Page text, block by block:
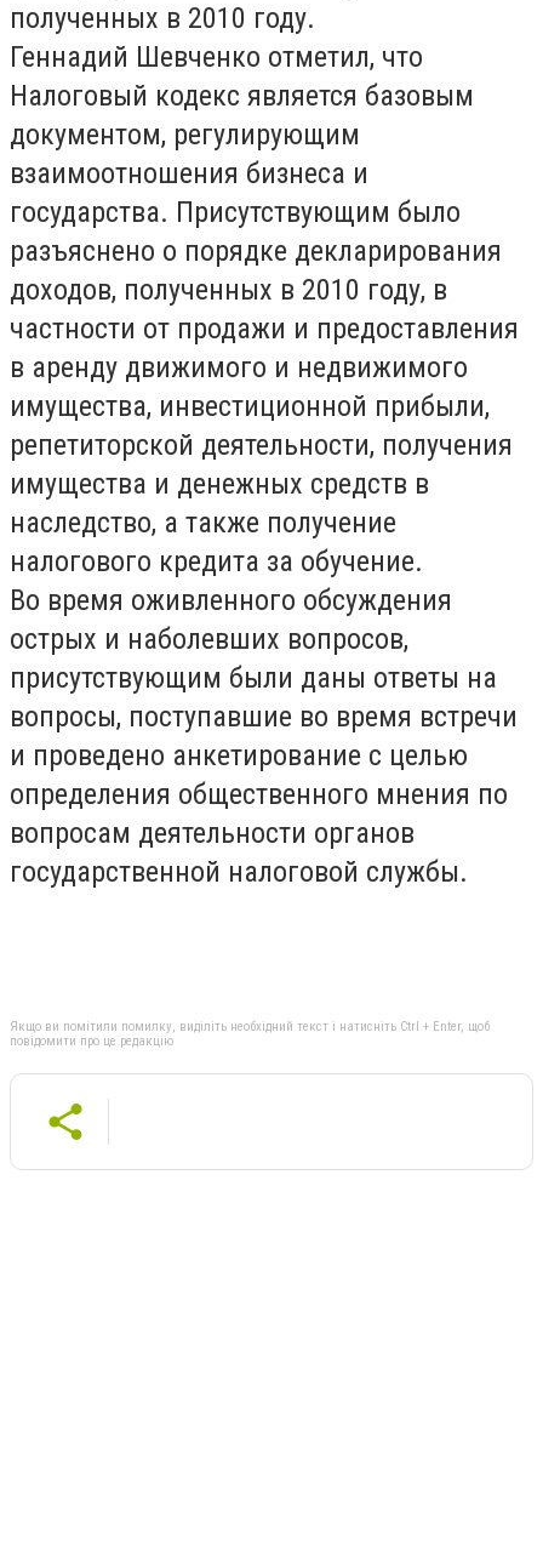
полученных в 2010 году.
Геннадий Шевченко отметил, что
Налоговый кодекс является базовым
документом, регулирующим
взаимоотношения бизнеса и
государства. Присутствующим было
разъяснено о порядке декларирования
доходов, полученных в 2010 году, в
частности от продажи и предоставления
в аренду движимого и недвижимого
имущества, инвестиционной прибыли,
репетиторской деятельности, получения
имущества и денежных средств в
наследство, а также получение
налогового кредита за обучение.
Во время оживленного обсуждения
острых и наболевших вопросов,
присутствующим были даны ответы на
вопросы, поступавшие во время встречи
и проведено анкетирование с целью
определения общественного мнения по
вопросам деятельности органов
государственной налоговой службы.
Якщо ви помітили помилку, виділіть необхідний текст і натисніть Ctrl + Enter, щоб
повідомити про це редакцію